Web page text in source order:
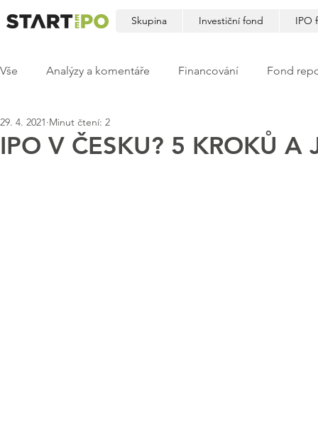
Skupina Investiční fond IPO
Vše Analýzy a komentáře Financování Fond
IPO V ČESKU? 5 KROKŮ A
29. 4. 2021 Minut čtení: 2